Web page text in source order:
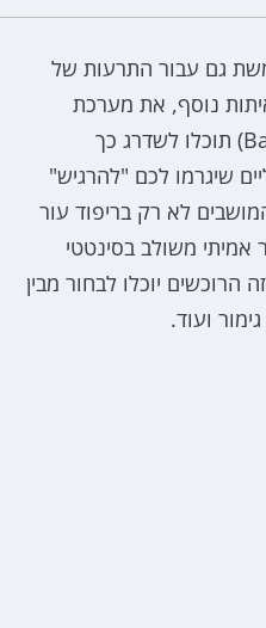
גם עבור התרעות של
נוסף, את מערכת
השמע (מבית Bang & Olufsen) תוכלו לשדרג כך
שיגרמו לכם "להרגיש"
לא רק בריפוד עור
משולב בסינטטי
יוכלו לבחור מבין
ועוד.